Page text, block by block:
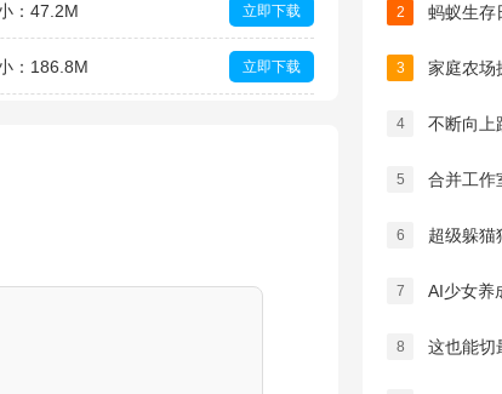
：47.2M 立即下载
：186.8M 立即下载
2 蚂蚁生存
3
4
5
6 超级躲猫
7 AI少女养
8 这也能切